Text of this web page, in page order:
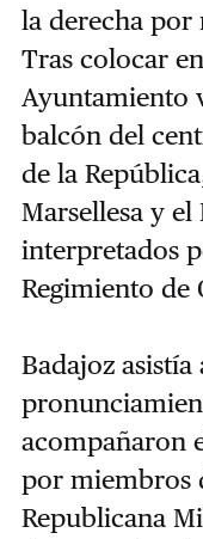
la derecha por
Tras colocar
Ayuntamiento
balcón del
de la
Marsellesa y
interpretados
Regimiento de
Badajoz
acompañaron
por miembros
Republicana